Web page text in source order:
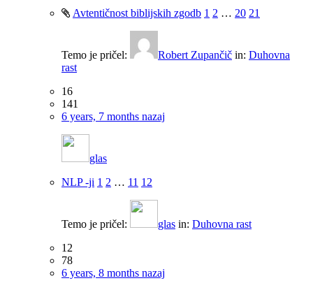
Avtentičnost biblijskih zgodb 1 2 … 20 21
Temo je pričel: Robert Zupančič in: Duhovna
rast
16
141
6 years, 7 months nazaj
glas
NLP -ji 1 2 … 11 12
Temo je pričel: glas in: Duhovna rast
12
78
6 years, 8 months nazaj